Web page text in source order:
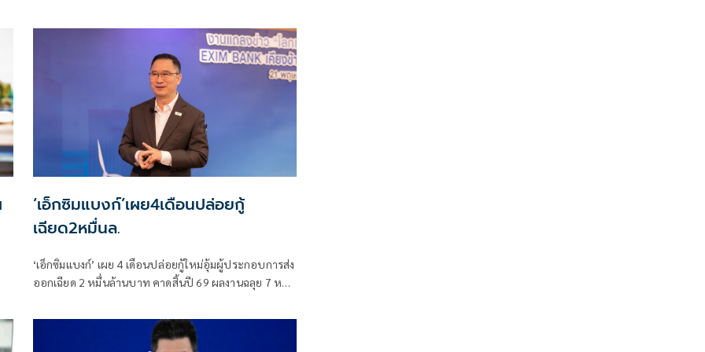
ซ้อนงบปี 70 จ่อหาทางตัดในกมธ.งบฯ
‘เอ็กซิมแบงก์’เผย4เดือนปล่อยกู้
เฉียด2หมื่นล.
‘เอ็กซิมแบงก์’ เผย 4 เดือนปล่อยกู้ใหม่อุ้มผู้ประกอบการส่ง
ออกเฉียด 2 หมื่นล้านบาท คาดสิ้นปี 69 ผลงานฉลุย 7 หมื่น
กลยุทธ์ 5T ประคองผู้ส่งออกไทยฝ่ามรสุม ‘ภาวะ 3 สูง’ หวัง
ยอดรอดจากวิกฤติ เติบโตแข็งแกร่งและยั่งยืนบนเวทีการ